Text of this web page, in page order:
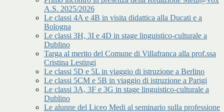
A.S. 2025/2026
Le classi 4A e 4B in visita didattica alla Ducati e a
Bologna
Le classi 3H, 3I e 4D in stage linguistico-culturale a
Dublino
Targa al merito del Comune di Villafranca alla prof.ssa
Cristina Lestingi
Le classi 5D e 5L in viaggio di istruzione a Berlino
Le classi 5CM e 5B in viaggio di istruzione a Parigi
Le classi 3A, 3F e 3G in stage linguistico-culturale a
Dublino
Le alunne del Liceo Medi al seminario sulla professione